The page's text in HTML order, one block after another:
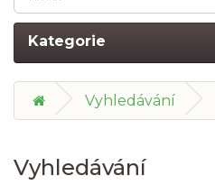
Kategorie
Vyhledávání
Vyhledávání